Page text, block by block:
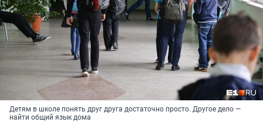
Детям в школе понять друг друга достаточно просто. Другое дело —
найти общий язык дома